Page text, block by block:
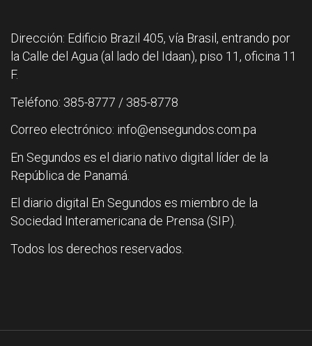
Dirección: Edificio Brazil 405, vía Brasil, entrando por
la Calle del Agua (al lado del Idaan), piso 11, oficina 11
F.
Teléfono: 385-8777 / 385-8778
Correo electrónico: info@ensegundos.com.pa
En Segundos es el diario nativo digital líder de la
República de Panamá.
El diario digital En Segundos es miembro de la
Sociedad Interamericana de Prensa (SIP).
Todos los derechos reservados.